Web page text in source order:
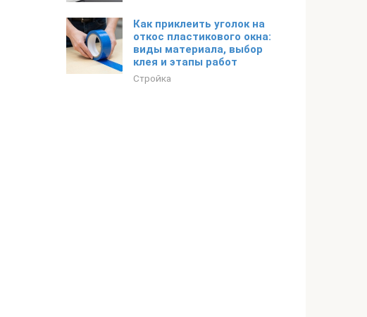
Как приклеить уголок на
откос пластикового окна:
виды материала, выбор
клея и этапы работ
Стройка